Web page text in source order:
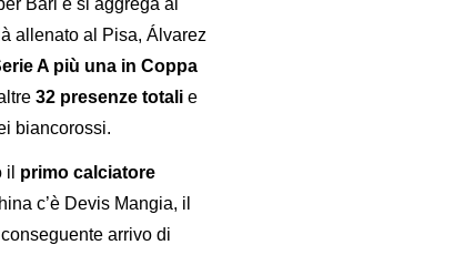
allenato al Pisa, Álvarez
A più una in Coppa
32 presenze totali e
biancorossi.
primo calciatore
c’è Devis Mangia, il
arrivo di